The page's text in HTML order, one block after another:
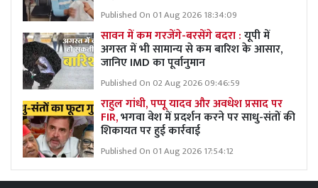
Published On 01 Aug 2026 18:34:09
सावन में कम गरजेंगे-बरसेंगे बदरा :यूपी में
अगस्त में भी सामान्य से कम बारिश के आसार,
जानिए IMD का पूर्वानुमान
Published On 02 Aug 2026 09:46:59
राहुल गांधी, पप्पू यादव और अवधेश प्रसाद पर
FIR,भगवा वेश में प्रदर्शन करने पर साधु-संतों की
शिकायत पर हुई कार्रवाई
Published On 01 Aug 2026 17:54:12